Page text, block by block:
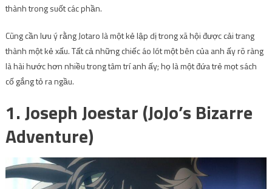
thành trong suốt các phần.
Cũng cần lưu ý rằng Jotaro là một kẻ lập dị trong xã hội được cải trang
thành một kẻ xấu. Tất cả những chiếc áo lót một bên của anh ấy rõ ràng
là hài hước hơn nhiều trong tâm trí anh ấy; họ là một đứa trẻ mọt sách
cố gắng tỏ ra ngầu.
1. Joseph Joestar (JoJo’s Bizarre
Adventure)